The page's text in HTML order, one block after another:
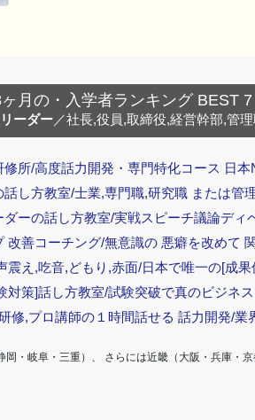
月の・入学者ランキング BEST 7
ーダー／社長,役員,取締役,経営幹部,管理
所/高度話力開発・専門特化コース 日本
話し方教室/士業,専門職,研究職 または管
ーの話し方教室/実戦スピーチ議論ディ
改善コーチング/無意識の 悪癖を改めて
震え,吃音,どもり,赤面/日本で唯一の[成果
対策]話し方教室/試験突破で真のビジネ
修,プロ講師の１時間話せる 話力開発/業
・岐阜・三重）、 さらには近畿（大阪・兵庫・京